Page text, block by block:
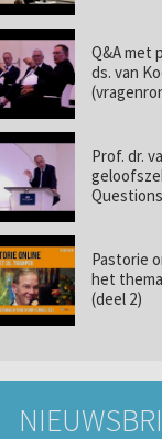
Q&A met
ds. van
Prof. dr.
Pastorie
het
(deel 2)